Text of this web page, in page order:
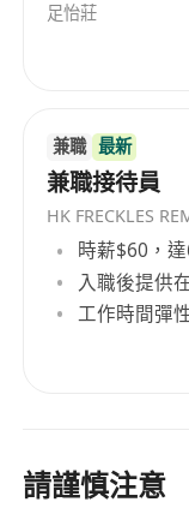
足怡莊
兼職 最新
兼職接待員
HK FRECKLES
時薪$60，
入職後提供
工作時間彈
請謹慎注意